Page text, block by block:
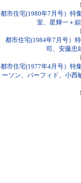
都市住宅(1980年7月号）特
室、星輝一＋
都市住宅(1984年7月号）
司、安藤忠
都市住宅(1977年4月号）特
ーソン、パーフィド、小西